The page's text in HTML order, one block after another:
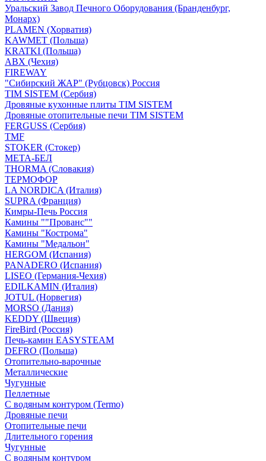
Уральский Завод Печного Оборудования (Бранденбург,
Монарх)
PLAMEN (Хорватия)
KAWMET (Польша)
KRATKI (Польша)
ABX (Чехия)
FIREWAY
"Сибирский ЖАР" (Рубцовск) Россия
TIM SISTEM (Сербия)
Дровяные кухонные плиты TIM SISTEM
Дровяные отопительные печи TIM SISTEM
FERGUSS (Сербия)
TMF
STOKER (Стокер)
МЕТА-БЕЛ
THORMA (Словакия)
ТЕРМОФОР
LA NORDICA (Италия)
SUPRA (Франция)
Кимры-Печь Россия
Камины ""Прованс""
Камины "Кострома"
Камины "Медальон"
HERGOM (Испания)
PANADERO (Испания)
LISEO (Германия-Чехия)
EDILKAMIN (Италия)
JOTUL (Норвегия)
MORSO (Дания)
KEDDY (Швеция)
FireBird (Россия)
Печь-камин EASYSTEAM
DEFRO (Польша)
Отопительно-варочные
Металлические
Чугунные
Пеллетные
С водяным контуром (Termo)
Дровяные печи
Отопительные печи
Длительного горения
Чугунные
C водяным контуром